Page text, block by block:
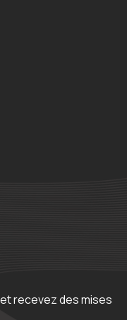
recevez des mises